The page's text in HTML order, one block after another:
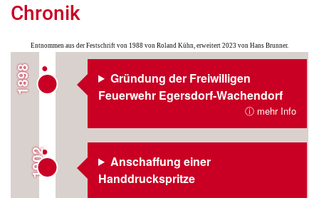
Chronik
Entnommen aus der Festschrift von 1988 von Roland Kühn, erweitert 2023 von Hans Brunner.
Gründung der Freiwilligen
Feuerwehr Egersdorf-Wachendorf
ⓘ mehr Info
1898
Anschaffung einer
Handdruckspritze
1902